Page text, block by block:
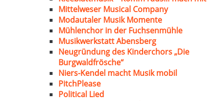
Mittelweser Musical Company
Modautaler Musik Momente
Mühlenchor in der Fuchsenmühle
Musikwerkstatt Abensberg
Neugründung des Kinderchors „Die
Burgwaldfrösche“
Niers-Kendel macht Musik mobil
PitchPlease
Political Lied